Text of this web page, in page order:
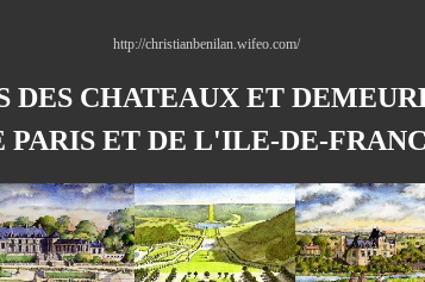
http://christianbenilan.wifeo.com/
DES CHATEAUX ET
PARIS ET DE L'ILE-DE-